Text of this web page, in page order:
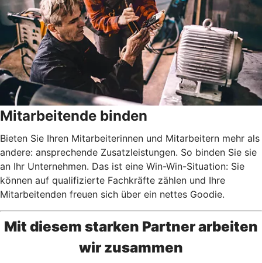
Mitarbeitende binden
Bieten Sie Ihren Mitarbeiterinnen und Mitarbeitern mehr als
andere: ansprechende Zusatzleistungen. So binden Sie sie
an Ihr Unternehmen. Das ist eine Win-Win-Situation: Sie
können auf qualifizierte Fachkräfte zählen und Ihre
Mitarbeitenden freuen sich über ein nettes Goodie.
Mit diesem starken Partner arbeiten
wir zusammen